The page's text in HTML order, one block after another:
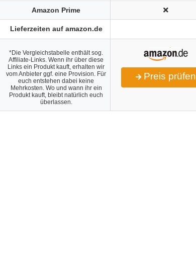
Preis prüfen
Amazon Prime
Lieferzeiten auf amazon.de
*Die Vergleichstabelle enthält sog.
Affiliate-Links. Wenn ihr über diese
Links ein Produkt kauft, erhalten wir
vom Anbieter ggf. eine Provision. Für
euch entstehen dabei keine
Mehrkosten. Wo und wann ihr ein
Produkt kauft, bleibt natürlich euch
überlassen.